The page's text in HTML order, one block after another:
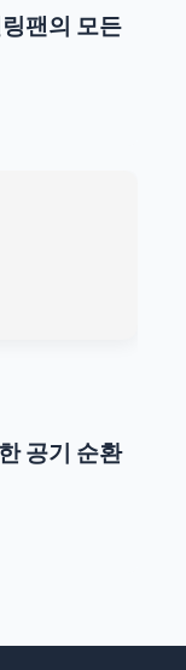
팬의 모든
공기 순환